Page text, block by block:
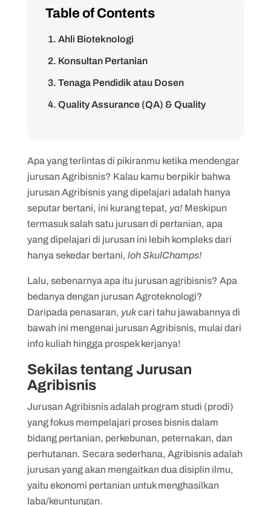
Table of Contents
1. Ahli Bioteknologi
2. Konsultan Pertanian
3. Tenaga Pendidik atau Dosen
4. Quality Assurance (QA) & Quality
Apa yang terlintas di pikiranmu ketika mendengar
jurusan Agribisnis? Kalau kamu berpikir bahwa
jurusan Agribisnis yang dipelajari adalah hanya
seputar bertani, ini kurang tepat, ya! Meskipun
termasuk salah satu jurusan di pertanian, apa
yang dipelajari di jurusan ini lebih kompleks dari
hanya sekedar bertani, loh SkulChamps!
Lalu, sebenarnya apa itu jurusan agribisnis? Apa
bedanya dengan jurusan Agroteknologi?
Daripada penasaran, yukcari tahu jawabannya di
bawah ini mengenai jurusan Agribisnis, mulai dari
info kuliah hingga prospek kerjanya!
Sekilas tentang Jurusan
Agribisnis
Jurusan Agribisnis adalah program studi (prodi)
yang fokus mempelajari proses bisnis dalam
bidang pertanian, perkebunan, peternakan, dan
perhutanan. Secara sederhana, Agribisnis adalah
jurusan yang akan mengaitkan dua disiplin ilmu,
yaitu ekonomi pertanian untuk menghasilkan
laba/keuntungan.